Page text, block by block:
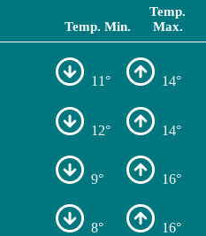
Temp. Min.
Temp.
Max.
11° 14°
12° 14°
9° 16°
8° 16°